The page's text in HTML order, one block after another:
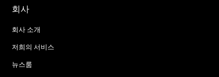
회사
회사 소개
저희의 서비스
뉴스룸